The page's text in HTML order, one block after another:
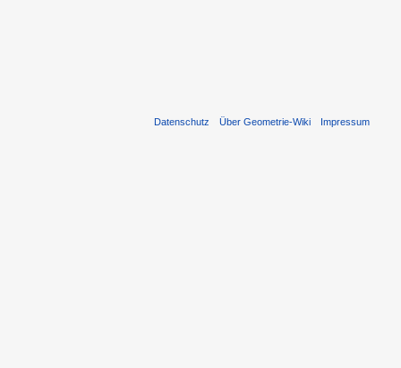
Datenschutz Über Geometrie-Wiki Impressum